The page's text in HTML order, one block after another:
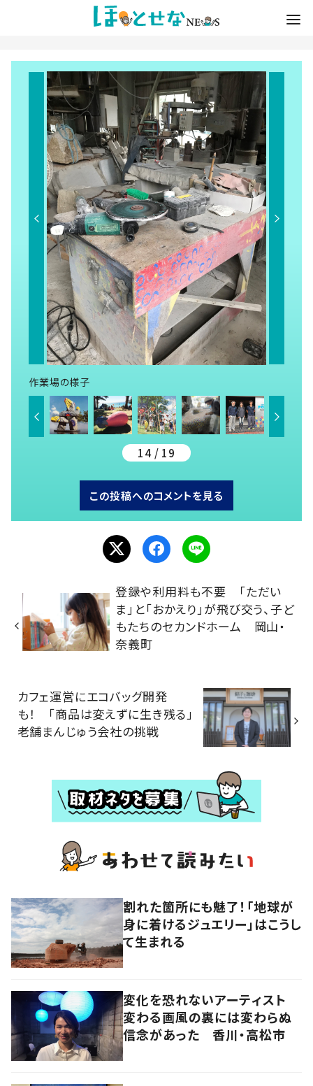
作業場の様子
14 / 19
この投稿へのコメントを見る
登録や利用料も不要 「ただい
ま」と「おかえり」が飛び交う、子ど
もたちのセカンドホーム 岡山・
奈義町
カフェ運営にエコバッグ開発
も！ 「商品は変えずに生き残る」
老舗まんじゅう会社の挑戦
割れた箇所にも魅了！「地球が
身に着けるジュエリー」はこうし
て生まれる
変化を恐れないアーティスト
変わる画風の裏には変わらぬ
信念があった 香川・高松市